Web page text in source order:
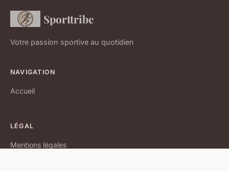
Sporttribe
Votre passion sportive au quotidien
NAVIGATION
Accueil
LÉGAL
Mentions légales